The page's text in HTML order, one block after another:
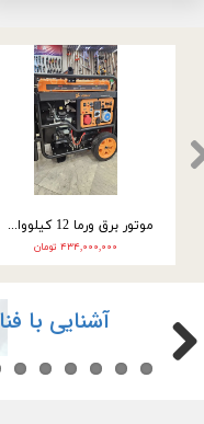
موتور برق ورما سه گانه سوز 9.5 کیلووات سه فاز VM25000E3
۲۴۶,۰۰۰,۰۰۰ تومان
آشنایی با